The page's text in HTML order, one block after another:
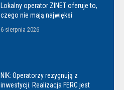
Lokalny operator ZINET oferuje to,
czego nie mają najwięksi
6 sierpnia 2026
NIK: Operatorzy rezygnują z
inwestycji. Realizacja FERC jest